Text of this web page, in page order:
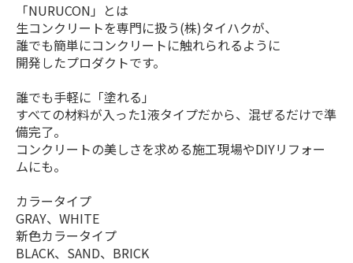
「NURUCON」とは
生コンクリートを専門に扱う(株)タイハクが、
誰でも簡単にコンクリートに触れられるように
開発したプロダクトです。
誰でも手軽に「塗れる」
すべての材料が入った1液タイプだから、混ぜるだけで準
備完了。
コンクリートの美しさを求める施工現場やDIYリフォー
ムにも。
カラータイプ
GRAY、WHITE
新色カラータイプ
BLACK、SAND、BRICK